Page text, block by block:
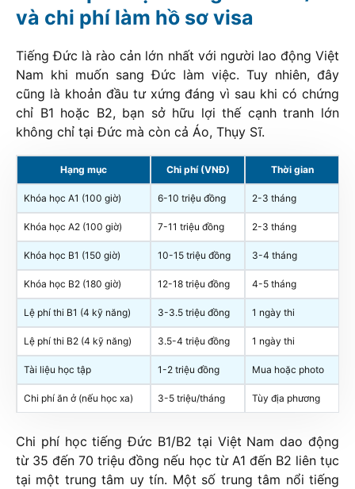
và chi phí làm hồ sơ visa
Tiếng Đức là rào cản lớn nhất với người lao động Việt
Nam khi muốn sang Đức làm việc. Tuy nhiên, đây
cũng là khoản đầu tư xứng đáng vì sau khi có chứng
chỉ B1 hoặc B2, bạn sở hữu lợi thế cạnh tranh lớn
không chỉ tại Đức mà còn cả Áo, Thụy Sĩ.
Hạng mục Chi phí (VNĐ) Thời gian
Khóa học A1 (100 giờ) 6-10 triệu đồng 2-3 tháng
Khóa học A2 (100 giờ) 7-11 triệu đồng 2-3 tháng
Khóa học B1 (150 giờ) 10-15 triệu đồng 3-4 tháng
Khóa học B2 (180 giờ) 12-18 triệu đồng 4-5 tháng
Lệ phí thi B1 (4 kỹ năng) 3-3.5 triệu đồng 1 ngày thi
Lệ phí thi B2 (4 kỹ năng) 3.5-4 triệu đồng 1 ngày thi
Tài liệu học tập 1-2 triệu đồng Mua hoặc photo
Chi phí ăn ở (nếu học xa) 3-5 triệu/tháng Tùy địa phương
Chi phí học tiếng Đức B1/B2 tại Việt Nam dao động
từ 35 đến 70 triệu đồng nếu học từ A1 đến B2 liên tục
tại một trung tâm uy tín. Một số trung tâm nổi tiếng